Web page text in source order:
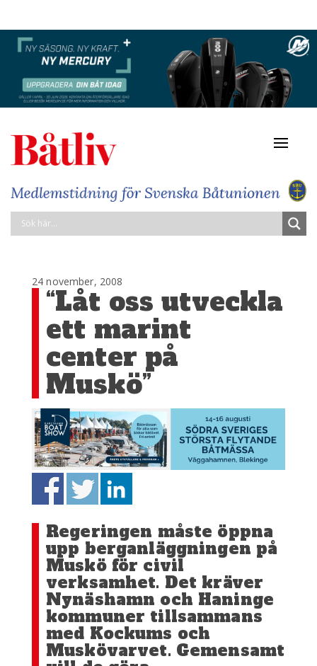
24 november, 2008
“Låt oss utveckla
ett marint
center på
Muskö”
Regeringen måste öppna
upp berganläggningen på
Muskö för civil
verksamhet. Det kräver
Nynäshamn och Haninge
kommuner tillsammans
med Kockums och
Muskövarvet. Gemensamt